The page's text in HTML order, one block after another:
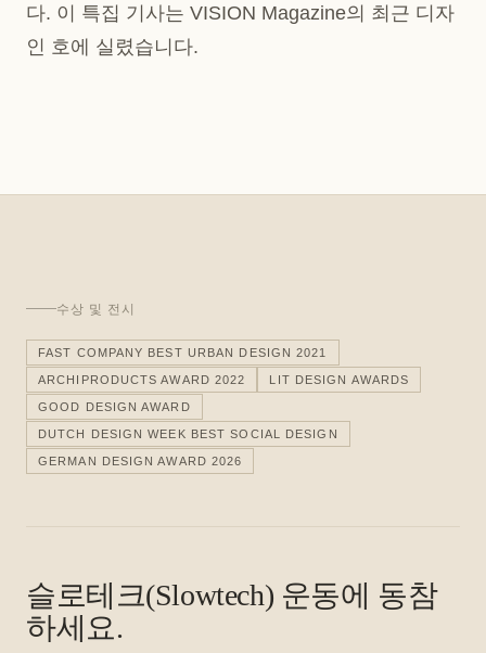
다. 이 특집 기사는 VISION Magazine의 최근 디자
인 호에 실렸습니다.
수상 및 전시
FAST COMPANY BEST URBAN DESIGN 2021
ARCHIPRODUCTS AWARD 2022 LIT DESIGN AWARDS
GOOD DESIGN AWARD
DUTCH DESIGN WEEK BEST SOCIAL DESIGN
GERMAN DESIGN AWARD 2026
슬로테크(Slowtech) 운동에 동참
하세요.